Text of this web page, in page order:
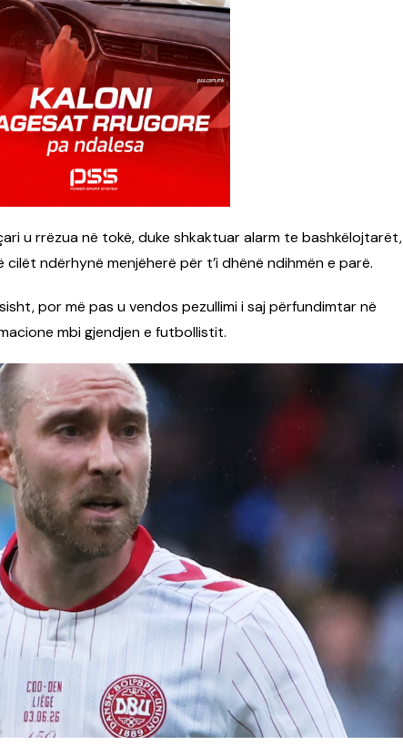
u rrëzua në tokë, duke shkaktuar alarm te bashkëlojtarët,
ndërhynë menjëherë për t’i dhënë ndihmën e parë.
por më pas u vendos pezullimi i saj përfundimtar në
mbi gjendjen e futbollistit.